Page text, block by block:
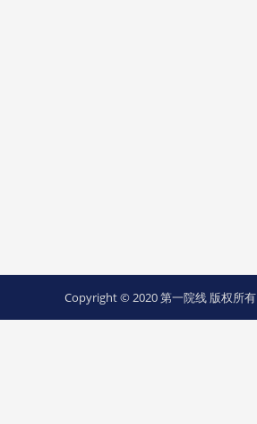
Copyright © 2020 第一院线 版权所有